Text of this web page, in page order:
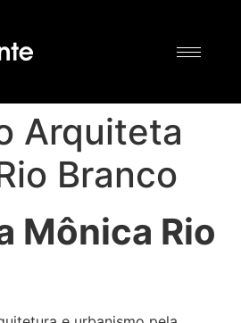
Arquiteta
Branco
Mônica Rio